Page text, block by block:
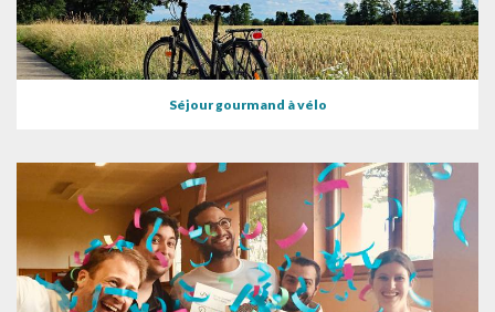
Séjour gourmand à vélo